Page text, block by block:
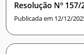
Resolução Nº
Publicada em 12/12/